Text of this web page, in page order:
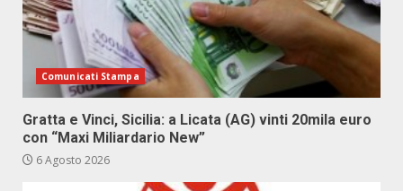
Comunicati Stampa
Gratta e Vinci, Sicilia: a Licata (AG) vinti 20mila euro
con “Maxi Miliardario New”
6 Agosto 2026